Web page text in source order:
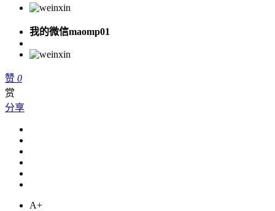
我的微信maomp01
赞 0
赏
分享
A+